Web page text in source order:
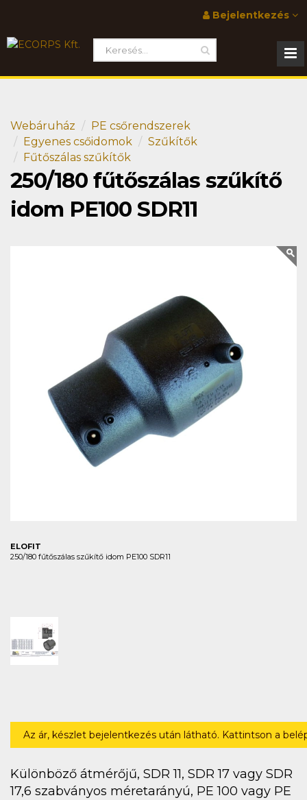
Bejelentkezés
Webáruház
PE csőrendszerek
Egyenes csőidomok
Szűkítők
Fűtőszálas szűkítők
250/180 fűtőszálas szűkítő
idom PE100 SDR11
ELOFIT
250/180 fűtőszálas szűkítő idom PE100 SDR11
Az ár, készlet bejelentkezés után látható. Kattintson a
Különböző átmérőjű, SDR 11, SDR 17 vagy SDR
17,6 szabványos méretarányú, PE 100 vagy PE